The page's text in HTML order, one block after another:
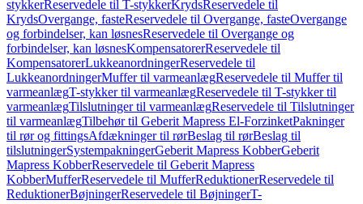
stykkerReservedele til T-stykkerKrydsReservedele til
KrydsOvergange, fasteReservedele til Overgange, fasteOvergange
og forbindelser, kan løsnesReservedele til Overgange og
forbindelser, kan løsnesKompensatorerReservedele til
KompensatorerLukkeanordningerReservedele til
LukkeanordningerMuffer til varmeanlægReservedele til Muffer til
varmeanlægT-stykker til varmeanlægReservedele til T-stykker til
varmeanlægTilslutninger til varmeanlægReservedele til Tilslutninger
til varmeanlægTilbehør til Geberit Mapress El-ForzinketPakninger
til rør og fittingsAfdækninger til rørBeslag til rørBeslag til
tilslutningerSystempakningerGeberit Mapress KobberGeberit
Mapress KobberReservedele til Geberit Mapress
KobberMufferReservedele til MufferReduktionerReservedele til
ReduktionerBøjningerReservedele til BøjningerT-